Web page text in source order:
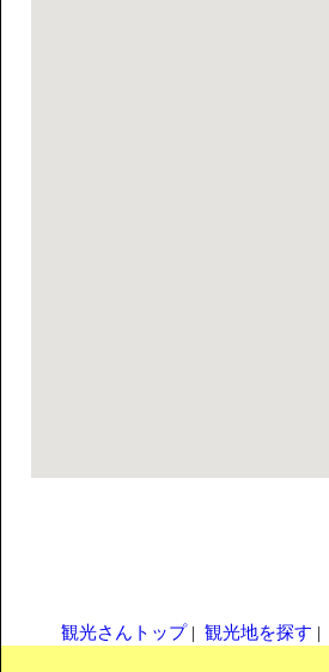
観光さんトップ| 観光地を探す |